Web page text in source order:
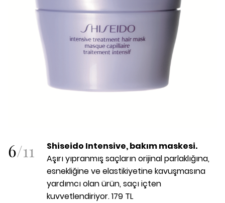
6/11
Shiseido Intensive, bakım maskesi.
Aşırı yıpranmış saçların orijinal parlaklığına,
esnekliğine ve elastikiyetine kavuşmasına
yardımcı olan ürün, saçı içten
kuvvetlendiriyor. 179 TL